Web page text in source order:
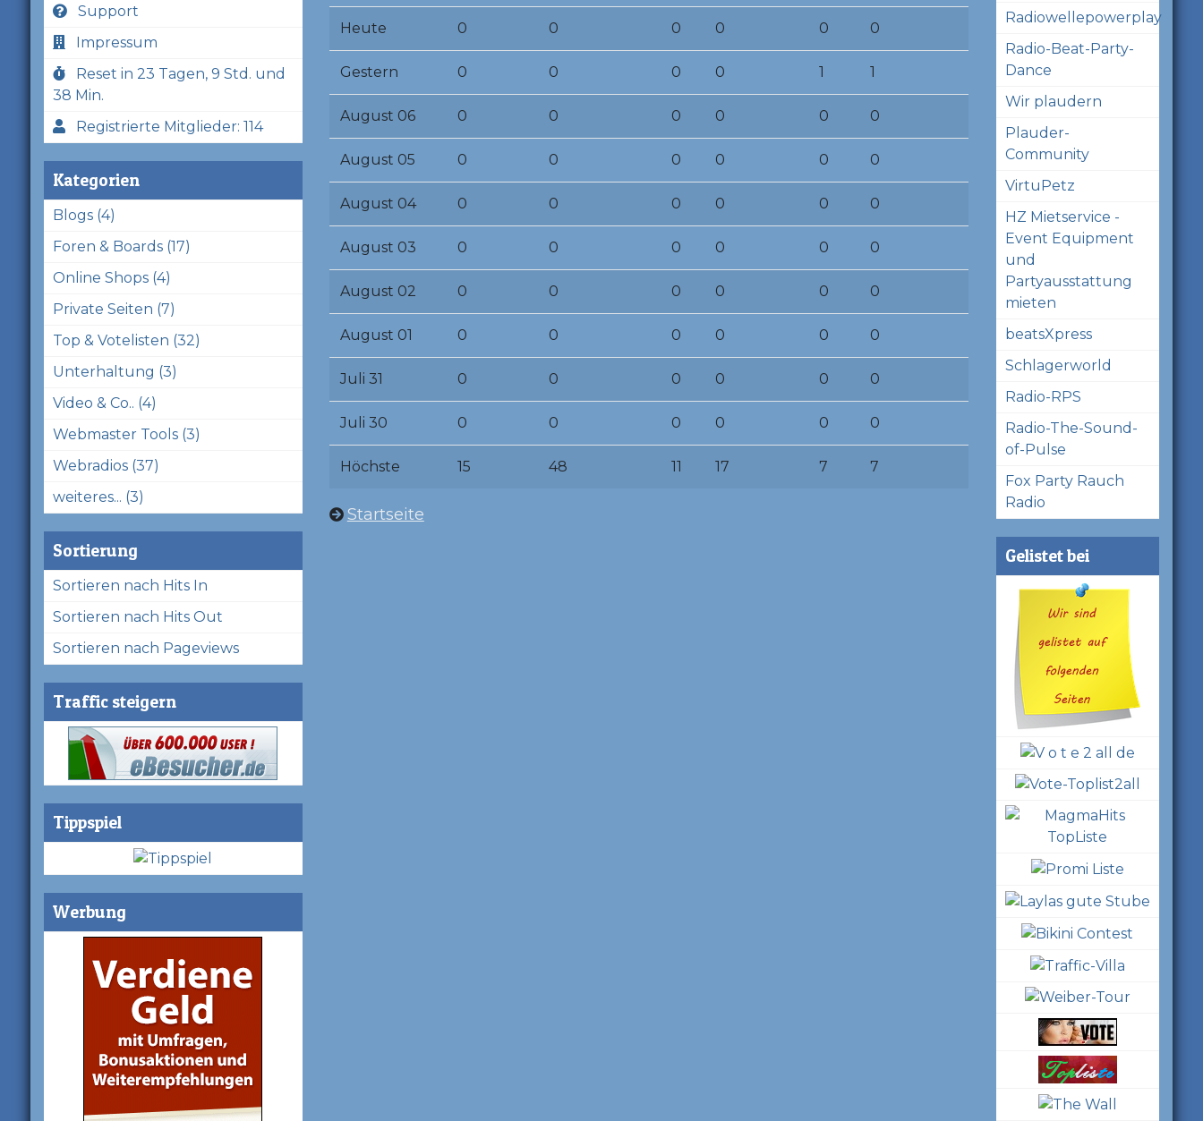
Support
Impressum
Reset in 23 Tagen, 9 Std. und
38 Min.
Registrierte Mitglieder: 114
Kategorien
Blogs (4)
Foren & Boards (17)
Online Shops (4)
Private Seiten (7)
Top & Votelisten (32)
Unterhaltung (3)
Video & Co.. (4)
Webmaster Tools (3)
Webradios (37)
weiteres... (3)
Sortierung
Sortieren nach Hits In
Sortieren nach Hits Out
Sortieren nach Pageviews
Traffic steigern
Tippspiel
Werbung
Heute 0 0 0 0 0 0
Gestern 0 0 0 0 1 1
August 06 0 0 0 0 0 0
August 05 0 0 0 0 0 0
August 04 0 0 0 0 0 0
August 03 0 0 0 0 0 0
August 02 0 0 0 0 0 0
August 01 0 0 0 0 0 0
Juli 31 0 0 0 0 0 0
Juli 30 0 0 0 0 0 0
Höchste 15 48 11 17 7 7
Startseite
Radiowellepowerplay
Radio-Beat-Party-
Dance
Wir plaudern
Plauder-
Community
VirtuPetz
HZ Mietservice -
Event Equipment
und
Partyausstattung
mieten
beatsXpress
Schlagerworld
Radio-RPS
Radio-The-Sound-
of-Pulse
Fox Party Rauch
Radio
Gelistet bei